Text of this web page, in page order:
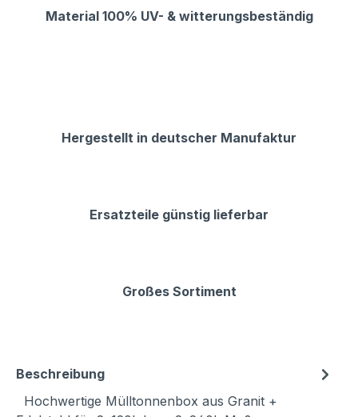
Material 100% UV- & witterungsbeständig
Hergestellt in deutscher Manufaktur
Ersatzteile günstig lieferbar
Großes Sortiment
Beschreibung
Hochwertige Mülltonnenbox aus Granit +